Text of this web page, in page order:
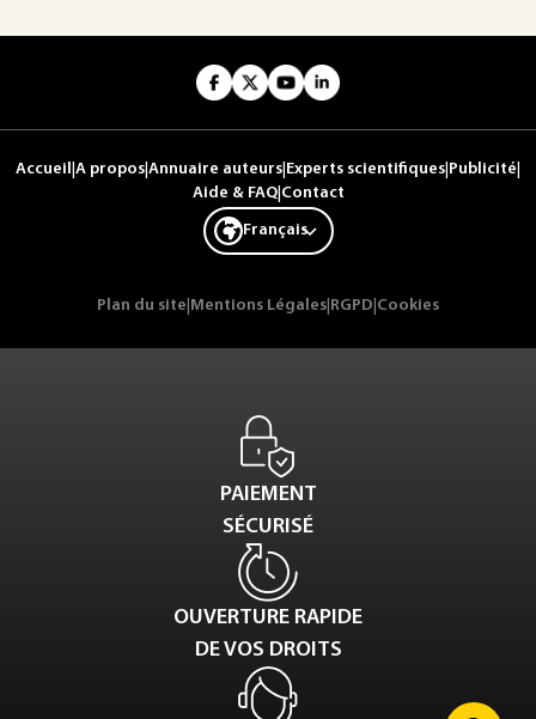
Accueil A propos Annuaire auteurs Experts scientifiques Publicité
Aide & FAQ| Contact
Français
Plan du site Mentions Légales RGPD Cookies
PAIEMENT
SÉCURISÉ
OUVERTURE RAPIDE
DE VOS DROITS